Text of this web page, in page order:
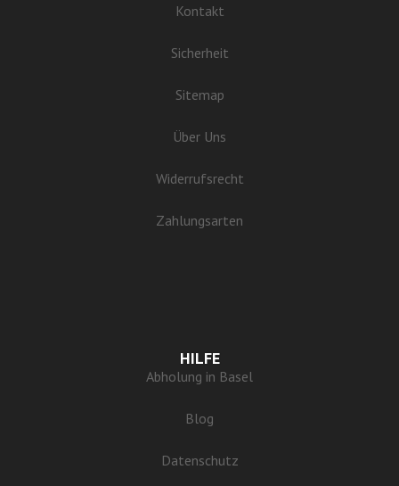
Kontakt
Sicherheit
Sitemap
Über Uns
Widerrufsrecht
Zahlungsarten
HILFE
Abholung in Basel
Blog
Datenschutz